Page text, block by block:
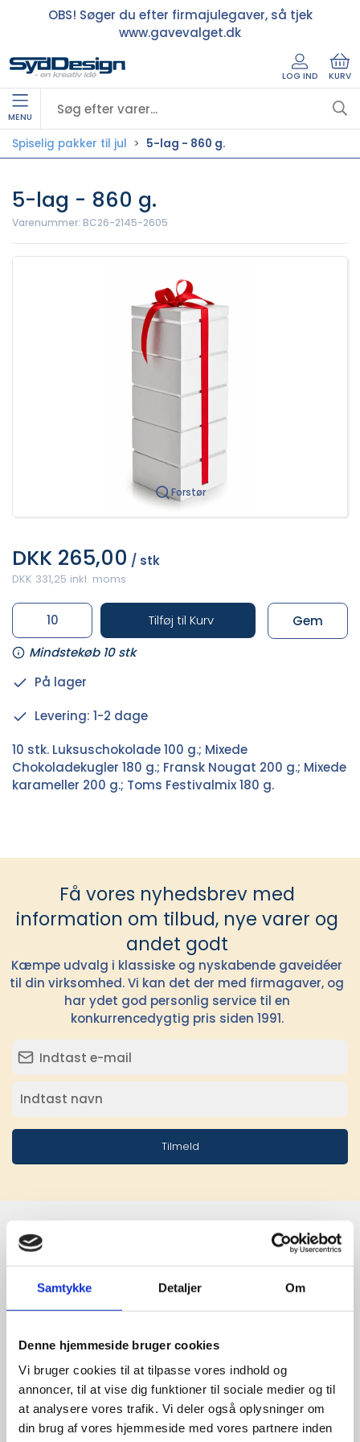
Samtykke Detaljer Om
Denne hjemmeside bruger cookies
Vi bruger cookies til at tilpasse vores indhold og
annoncer, til at vise dig funktioner til sociale medier og til
at analysere vores trafik. Vi deler også oplysninger om
din brug af vores hjemmeside med vores partnere inden
OBS! Søger du efter firmajulegaver, så tjek
www.gavevalget.dk
LOG IND KURV
MENU
Spiselig pakker til jul 5-lag - 860 g.
5-lag - 860 g.
Varenummer: BC26-2145-2605
Forstør
DKK 265,00 / stk
DKK 331,25 inkl. moms
Tilføj til Kurv
Mindstekøb 10 stk
Gem
På lager
Levering: 1-2 dage
10 stk. Luksuschokolade 100 g.; Mixede
Chokoladekugler 180 g.; Fransk Nougat 200 g.; Mixede
karameller 200 g.; Toms Festivalmix 180 g.
Få vores nyhedsbrev med
information om tilbud, nye varer og
andet godt
Kæmpe udvalg i klassiske og nyskabende gaveidéer
til din virksomhed. Vi kan det der med firmagaver, og
har ydet god personlig service til en
konkurrencedygtig pris siden 1991.
Tilmeld
Stærke
leverandører
giver større
udvalg
For at sikre høj kvalitet og stor
leveringssikkerhed samarbejder vi